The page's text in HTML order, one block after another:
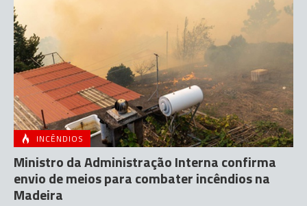
INCÊNDIOS
Ministro da Administração Interna confirma
envio de meios para combater incêndios na
Madeira